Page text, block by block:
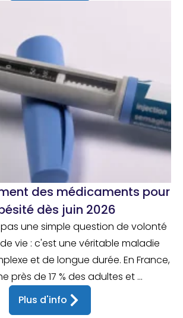
des médicaments pour
dès juin 2026
une simple question de volonté
vie : c'est une véritable maladie
et de longue durée. En France,
près de 17 % des adultes et ...
Plus d'info